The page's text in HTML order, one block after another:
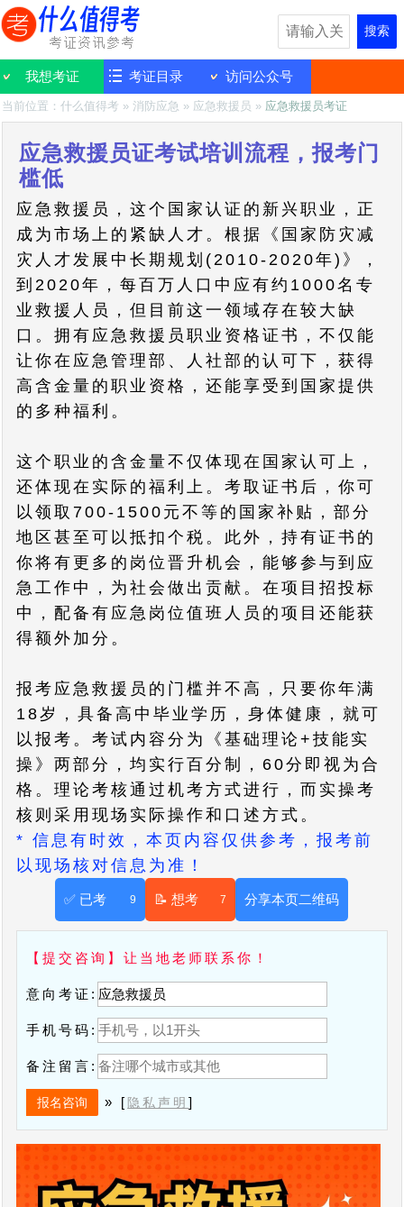
搜索
我想考证 考证目录 访问公众号
当前位置：什么值得考 » 消防应急 » 应急救援员 » 应急救援员考证
应急救援员证考试培训流程，报考门
槛低
应急救援员，这个国家认证的新兴职业，正
成为市场上的紧缺人才。根据《国家防灾减
灾人才发展中长期规划(2010-2020年)》，
到2020年，每百万人口中应有约1000名专
业救援人员，但目前这一领域存在较大缺
口。拥有应急救援员职业资格证书，不仅能
让你在应急管理部、人社部的认可下，获得
高含金量的职业资格，还能享受到国家提供
的多种福利。
这个职业的含金量不仅体现在国家认可上，
还体现在实际的福利上。考取证书后，你可
以领取700-1500元不等的国家补贴，部分
地区甚至可以抵扣个税。此外，持有证书的
你将有更多的岗位晋升机会，能够参与到应
急工作中，为社会做出贡献。在项目招投标
中，配备有应急岗位值班人员的项目还能获
得额外加分。
报考应急救援员的门槛并不高，只要你年满
18岁，具备高中毕业学历，身体健康，就可
以报考。考试内容分为《基础理论+技能实
操》两部分，均实行百分制，60分即视为合
格。理论考核通过机考方式进行，而实操考
核则采用现场实际操作和口述方式。
* 信息有时效，本页内容仅供参考，报考前
以现场核对信息为准！
9
✅ 已考 7
📝 想考 分享本页二维码
【提交咨询】让当地老师联系你！
意向考证:
手机号码:
备注留言:
» [隐私声明]